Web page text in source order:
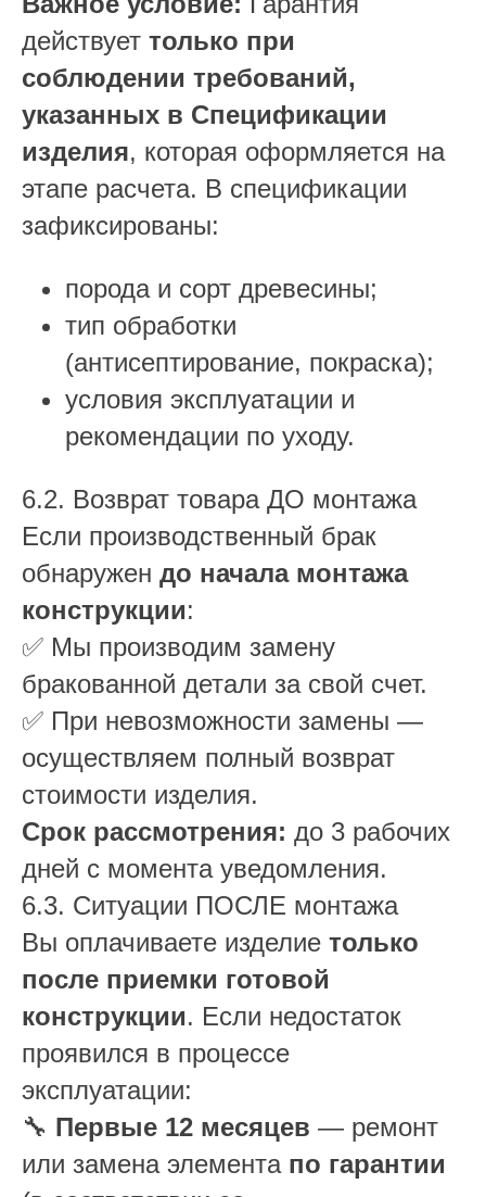
действует только при
соблюдении требований,
указанных в Спецификации
изделия, которая оформляется на
этапе расчета. В спецификации
зафиксированы:
порода и сорт древесины;
тип обработки
(антисептирование, покраска);
условия эксплуатации и
рекомендации по уходу.
6.2. Возврат товара ДО монтажа
Если производственный брак
обнаружен до начала монтажа
конструкции:
✅ Мы производим замену
бракованной детали за свой счет.
✅ При невозможности замены —
осуществляем полный возврат
стоимости изделия.
Срок рассмотрения: до 3 рабочих
дней с момента уведомления.
6.3. Ситуации ПОСЛЕ монтажа
Вы оплачиваете изделие только
после приемки готовой
конструкции. Если недостаток
проявился в процессе
эксплуатации:
🔧 Первые 12 месяцев — ремонт
или замена элемента по гарантии